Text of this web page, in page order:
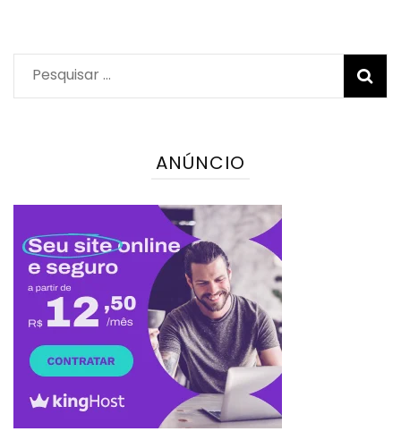
Pesquisar
por:
ANÚNCIO